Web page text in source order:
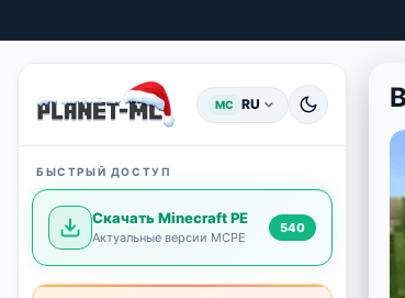
MC RU
БЫСТРЫЙ ДОСТУП
Скачать Minecraft PE
Актуальные версии MCPE
540